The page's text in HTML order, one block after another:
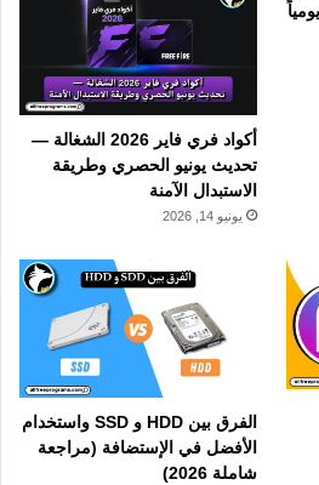
أكواد فري فاير 2026 الشغالة —
تحديث يونيو الحصري وطريقة
الاستبدال الآمنة
يونيو 14, 2026
الفرق بين HDD و SSD واستخدام
الأفضل في الإستضافة (مراجعة
شاملة 2026)